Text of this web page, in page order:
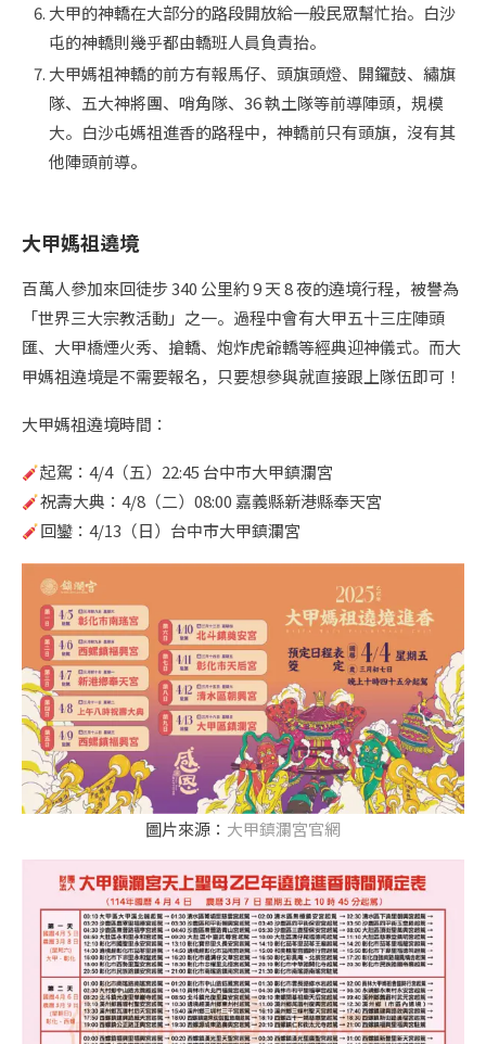
大甲的神轎在大部分的路段開放給一般民眾幫忙抬。白沙
屯的神轎則幾乎都由轎班人員負責抬。
大甲媽祖神轎的前方有報馬仔、頭旗頭燈、開鑼鼓、繡旗
隊、五大神將團、哨角隊、36 執土隊等前導陣頭，規模
大。白沙屯媽祖進香的路程中，神轎前只有頭旗，沒有其
他陣頭前導。
大甲媽祖遶境
百萬人參加來回徒步 340 公里約 9 天 8 夜的遶境行程，被譽為
「世界三大宗教活動」之一。過程中會有大甲五十三庄陣頭
匯、大甲橋煙火秀、搶轎、炮炸虎爺轎等經典迎神儀式。而大
甲媽祖遶境是不需要報名，只要想參與就直接跟上隊伍即可！
大甲媽祖遶境時間：
起駕：4/4（五）22:45 台中市大甲鎮瀾宮
祝壽大典：4/8（二）08:00 嘉義縣新港縣奉天宮
回鑾：4/13（日）台中市大甲鎮瀾宮
圖片來源： 大甲鎮瀾宮官網